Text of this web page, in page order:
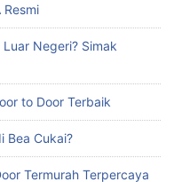
Negeri? Simak
to Door Terbaik
Bea Cukai?
Termurah Terpercaya